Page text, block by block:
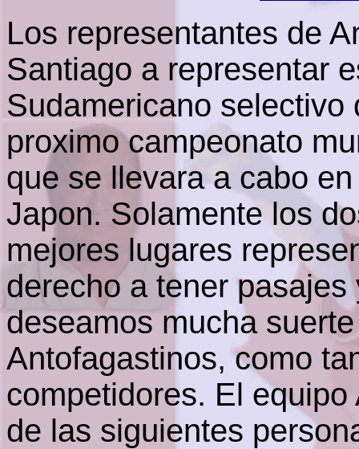
Los representantes de
Santiago a representar
Sudamericano
proximo campeonato
que se llevara a cabo
Japon. Solamente los
mejores lugares
derecho a tener
deseamos mucha
Antofagastinos, como
competidores. El
de las siguientes